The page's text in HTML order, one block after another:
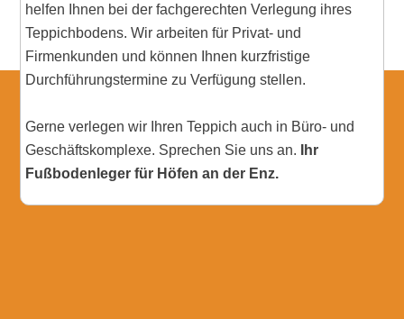
helfen Ihnen bei der fachgerechten Verlegung ihres
Teppichbodens. Wir arbeiten für Privat- und
Firmenkunden und können Ihnen kurzfristige
Durchführungstermine zu Verfügung stellen.
Gerne verlegen wir Ihren Teppich auch in Büro- und
Geschäftskomplexe. Sprechen Sie uns an.
Ihr
Fußbodenleger für Höfen an der Enz.